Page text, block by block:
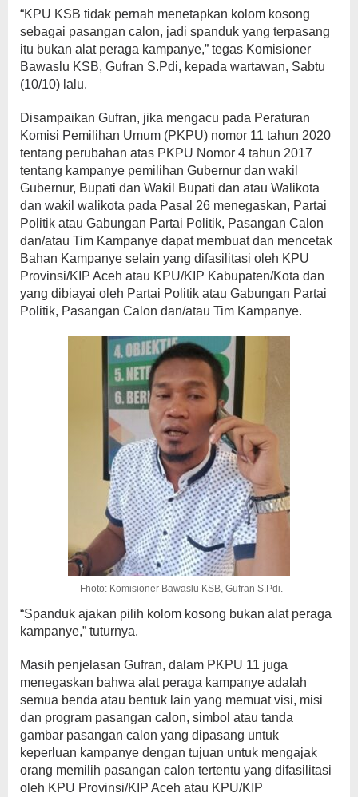
“KPU KSB tidak pernah menetapkan kolom kosong
sebagai pasangan calon, jadi spanduk yang terpasang
itu bukan alat peraga kampanye,” tegas Komisioner
Bawaslu KSB, Gufran S.Pdi, kepada wartawan, Sabtu
(10/10) lalu.
Disampaikan Gufran, jika mengacu pada Peraturan
Komisi Pemilihan Umum (PKPU) nomor 11 tahun 2020
tentang perubahan atas PKPU Nomor 4 tahun 2017
tentang kampanye pemilihan Gubernur dan wakil
Gubernur, Bupati dan Wakil Bupati dan atau Walikota
dan wakil walikota pada Pasal 26 menegaskan, Partai
Politik atau Gabungan Partai Politik, Pasangan Calon
dan/atau Tim Kampanye dapat membuat dan mencetak
Bahan Kampanye selain yang difasilitasi oleh KPU
Provinsi/KIP Aceh atau KPU/KIP Kabupaten/Kota dan
yang dibiayai oleh Partai Politik atau Gabungan Partai
Politik, Pasangan Calon dan/atau Tim Kampanye.
Fhoto: Komisioner Bawaslu KSB, Gufran S.Pdi.
“Spanduk ajakan pilih kolom kosong bukan alat peraga
kampanye,” tuturnya.
Masih penjelasan Gufran, dalam PKPU 11 juga
menegaskan bahwa alat peraga kampanye adalah
semua benda atau bentuk lain yang memuat visi, misi
dan program pasangan calon, simbol atau tanda
gambar pasangan calon yang dipasang untuk
keperluan kampanye dengan tujuan untuk mengajak
orang memilih pasangan calon tertentu yang difasilitasi
oleh KPU Provinsi/KIP Aceh atau KPU/KIP